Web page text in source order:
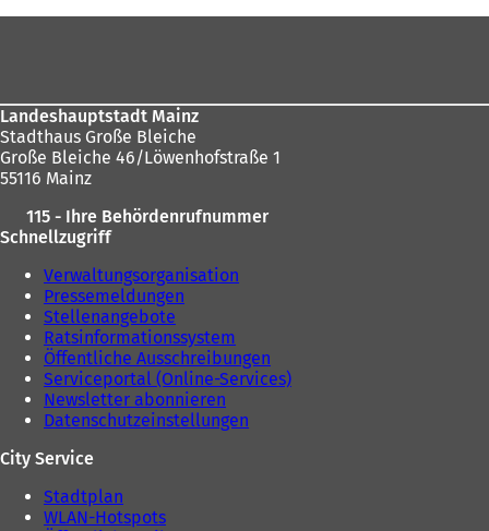
Landeshauptstadt Mainz
Stadthaus Große Bleiche
Große Bleiche 46/Löwenhofstraße 1
55116 Mainz
115 - Ihre Behördenrufnummer
Schnellzugriff
Verwaltungsorganisation
Pressemeldungen
Stellenangebote
Ratsinformationssystem
Öffentliche Ausschreibungen
Serviceportal (Online-Services)
Newsletter abonnieren
Datenschutzeinstellungen
City Service
Stadtplan
WLAN-Hotspots